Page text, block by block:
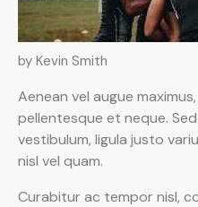
by Kevin Smith
Aenean vel augue
pellentesque et neque.
vestibulum, ligula justo
nisl vel quam.
Curabitur ac tempor nisl,